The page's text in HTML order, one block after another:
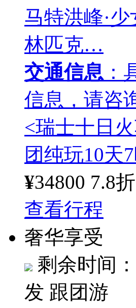
马特洪峰·
林匹克…
交通信息
信息，请咨
<瑞士十日
团纯玩10天
¥34800 7.8折
查看行程
奢华享受
剩余时间：
发 跟团游